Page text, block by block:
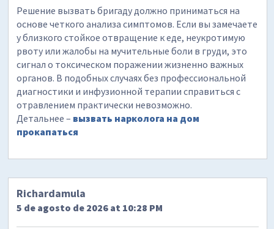
Решение вызвать бригаду должно приниматься на
основе четкого анализа симптомов. Если вы замечаете
у близкого стойкое отвращение к еде, неукротимую
рвоту или жалобы на мучительные боли в груди, это
сигнал о токсическом поражении жизненно важных
органов. В подобных случаях без профессиональной
диагностики и инфузионной терапии справиться с
отравлением практически невозможно.
Детальнее – вызвать нарколога на дом
прокапаться
Richardamula
5 de agosto de 2026 at 10:28 PM